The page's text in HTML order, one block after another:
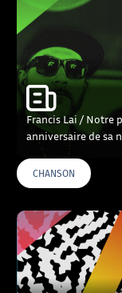
Francis Lai / Notre
anniversaire de sa
CHANSON